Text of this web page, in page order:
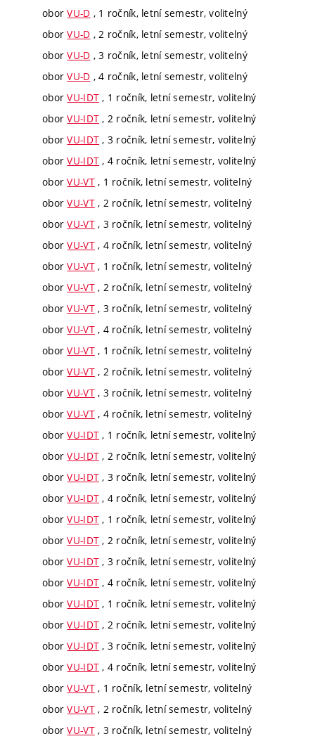
oborVU-D , 1 ročník, letní semestr, volitelný
oborVU-D , 2 ročník, letní semestr, volitelný
oborVU-D , 3 ročník, letní semestr, volitelný
oborVU-D , 4 ročník, letní semestr, volitelný
oborVU-IDT , 1 ročník, letní semestr, volitelný
oborVU-IDT , 2 ročník, letní semestr, volitelný
oborVU-IDT , 3 ročník, letní semestr, volitelný
oborVU-IDT , 4 ročník, letní semestr, volitelný
oborVU-VT, 1 ročník, letní semestr, volitelný
oborVU-VT, 2 ročník, letní semestr, volitelný
oborVU-VT, 3 ročník, letní semestr, volitelný
oborVU-VT, 4 ročník, letní semestr, volitelný
oborVU-VT, 1 ročník, letní semestr, volitelný
oborVU-VT, 2 ročník, letní semestr, volitelný
oborVU-VT, 3 ročník, letní semestr, volitelný
oborVU-VT, 4 ročník, letní semestr, volitelný
oborVU-VT, 1 ročník, letní semestr, volitelný
oborVU-VT, 2 ročník, letní semestr, volitelný
oborVU-VT, 3 ročník, letní semestr, volitelný
oborVU-VT, 4 ročník, letní semestr, volitelný
oborVU-IDT , 1 ročník, letní semestr, volitelný
oborVU-IDT , 2 ročník, letní semestr, volitelný
oborVU-IDT , 3 ročník, letní semestr, volitelný
oborVU-IDT , 4 ročník, letní semestr, volitelný
oborVU-IDT , 1 ročník, letní semestr, volitelný
oborVU-IDT , 2 ročník, letní semestr, volitelný
oborVU-IDT , 3 ročník, letní semestr, volitelný
oborVU-IDT , 4 ročník, letní semestr, volitelný
oborVU-IDT , 1 ročník, letní semestr, volitelný
oborVU-IDT , 2 ročník, letní semestr, volitelný
oborVU-IDT , 3 ročník, letní semestr, volitelný
oborVU-IDT , 4 ročník, letní semestr, volitelný
oborVU-VT, 1 ročník, letní semestr, volitelný
oborVU-VT, 2 ročník, letní semestr, volitelný
oborVU-VT, 3 ročník, letní semestr, volitelný